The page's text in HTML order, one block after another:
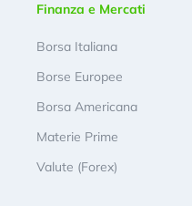
Finanza e Mercati
Borsa Italiana
Borse Europee
Borsa Americana
Materie Prime
Valute (Forex)